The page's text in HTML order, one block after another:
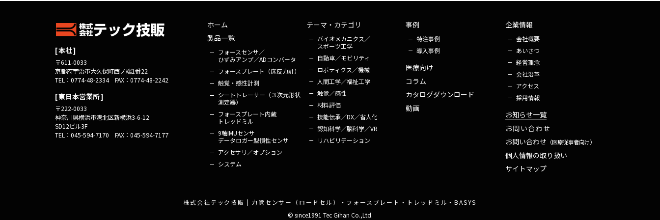
本社
〒611-0033
京都府宇治市大久保町西ノ端1番22
TEL：0774-48-2334
FAX：0774-48-2242
東日本営業所
〒222-0033
神奈川県横浜市港北区新横浜3-6-12
SD12ビル3F
TEL：045-594-7170
FAX：045-594-7177
ホーム
製品一覧
フォースセンサ／
ひずみアンプ／ADコンバータ
フォースプレート （床反力計）
触覚・ 感性計測
シート トレーサー （３次元形状
測定器）
フォースプレート内蔵
トレッドミル
9軸IMUセンサ
データロガー型慣性センサ
アクセサリ／オプション
システム
テーマ・カテゴリ
バイオメカニクス／
スポーツ工学
自動車／モビリティ
ロボティクス／機械
人間工学／福祉工学
触覚／感性
材料評価
技能伝承／DX／省人化
認知科学／脳科学／VR
リハビリテーション
事例
特注事例
導入事例
医療向け
コラム
カタログダウンロード
動画
企業情報
会社概要
あいさつ
経営理念
会社沿革
アクセス
採用情報
お知らせ一覧
お問い合わせ
お問い合わせ （医療従事者向け）
個人情報の取り扱い
サイトマップ
© since1991 Tec Gihan Co.,Ltd.
株式会社テック技販 | 力覚センサー（ロードセル）・フォースプレート・トレッドミル・BASYS